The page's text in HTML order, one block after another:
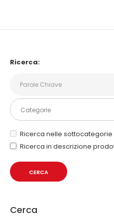
Ricerca:
Ricerca nelle sottocategorie
Ricerca in descrizione
Cerca